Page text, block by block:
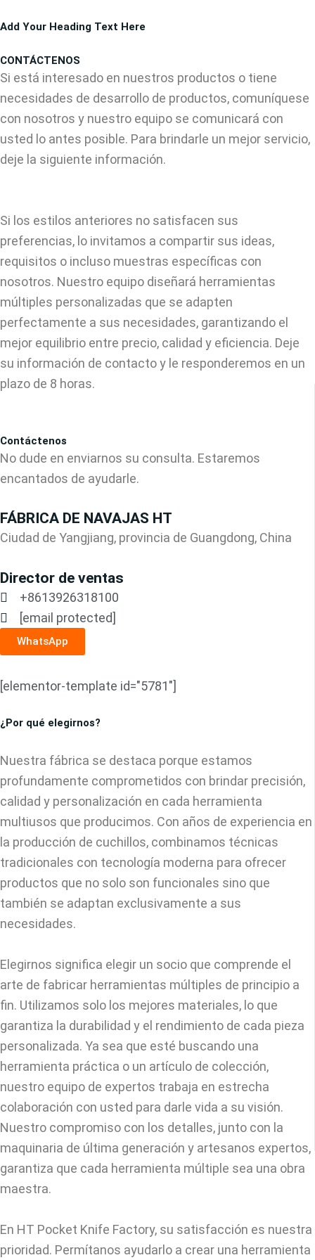
al
Add Your Heading Text Here
CONTÁCTENOS
Si está interesado en nuestros productos o tiene
necesidades de desarrollo de productos, comuníquese
con nosotros y nuestro equipo se comunicará con
usted lo antes posible. Para brindarle un mejor servicio,
deje la siguiente información.
Si los estilos anteriores no satisfacen sus
preferencias, lo invitamos a compartir sus ideas,
requisitos o incluso muestras específicas con
nosotros. Nuestro equipo diseñará herramientas
múltiples personalizadas que se adapten
perfectamente a sus necesidades, garantizando el
mejor equilibrio entre precio, calidad y eficiencia. Deje
su información de contacto y le responderemos en un
plazo de 8 horas.
Contáctenos
No dude en enviarnos su consulta. Estaremos
encantados de ayudarle.
FÁBRICA DE NAVAJAS HT
Ciudad de Yangjiang, provincia de Guangdong, China
Director de ventas
+8613926318100
[email protected]
WhatsApp
[elementor-template id="5781"]
¿Por qué elegirnos?
Nuestra fábrica se destaca porque estamos
profundamente comprometidos con brindar precisión,
calidad y personalización en cada herramienta
multiusos que producimos. Con años de experiencia en
la producción de cuchillos, combinamos técnicas
tradicionales con tecnología moderna para ofrecer
productos que no solo son funcionales sino que
también se adaptan exclusivamente a sus
necesidades.
Elegirnos significa elegir un socio que comprende el
arte de fabricar herramientas múltiples de principio a
fin. Utilizamos solo los mejores materiales, lo que
garantiza la durabilidad y el rendimiento de cada pieza
personalizada. Ya sea que esté buscando una
herramienta práctica o un artículo de colección,
nuestro equipo de expertos trabaja en estrecha
colaboración con usted para darle vida a su visión.
Nuestro compromiso con los detalles, junto con la
maquinaria de última generación y artesanos expertos,
garantiza que cada herramienta múltiple sea una obra
maestra.
En HT Pocket Knife Factory, su satisfacción es nuestra
prioridad. Permítanos ayudarlo a crear una herramienta